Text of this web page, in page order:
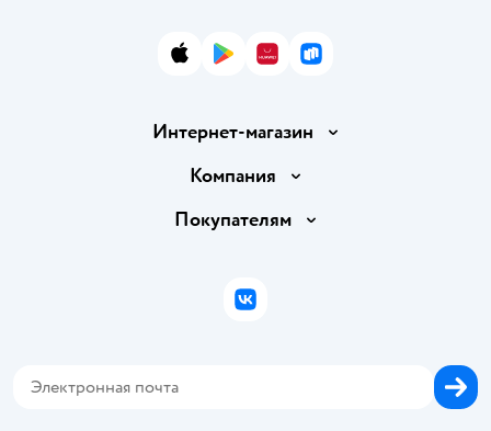
App StoreGoogle Play
AppGallery
RuStore
Интернет-магазин
Доставка и оплата
Правила продажи
Политика использования файлов cookie
Компания
Вакансии
Покупателям
Бонусные карты
ВКонтакте